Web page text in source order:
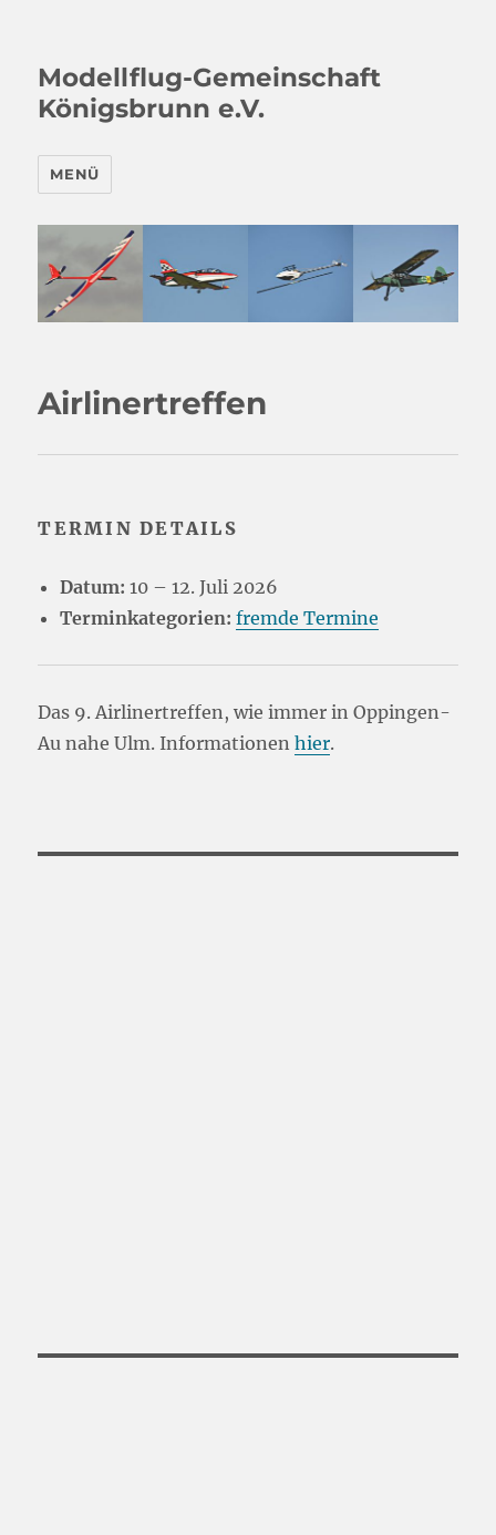
Modellflug-Gemeinschaft
Königsbrunn e.V.
MENÜ
Airlinertreffen
TERMIN DETAILS
Datum: 10 –12. Juli 2026
Terminkategorien: fremde Termine
Das 9. Airlinertreffen, wie immer in Oppingen-
Au nahe Ulm. Informationenhier.